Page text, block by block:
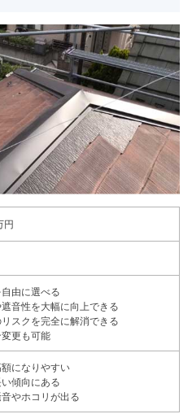
円
由に選べる
音性を大幅に向上できる
スクを完全に解消できる
更も可能
になりやすい
傾向にある
やホコリが出る